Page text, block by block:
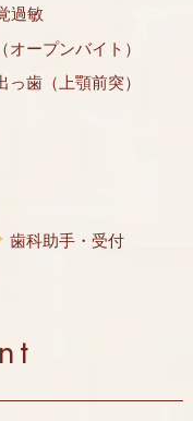
過敏
オープンバイト）
っ歯（上顎前突）
歯科助手・受付